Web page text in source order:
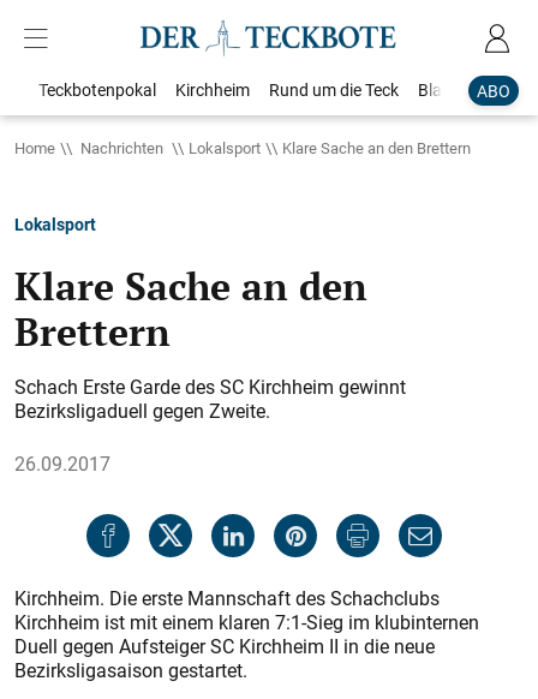
ABO
Teckbotenpokal Kirchheim Rund um die Teck Blaulicht
Home Nachrichten Lokalsport Klare Sache an den Brettern
Lokalsport
Klare Sache an den
Brettern
Schach Erste Garde des SC Kirchheim gewinnt
Bezirksligaduell gegen Zweite.
26.09.2017
Kirchheim. Die erste Mannschaft des Schachclubs
Kirchheim ist mit einem klaren 7:1-Sieg im klubinternen
Duell gegen Aufsteiger SC Kirchheim II in die neue
Bezirksligasaison gestartet.